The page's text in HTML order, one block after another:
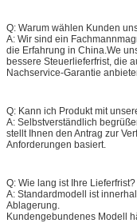
Q: Warum wählen Kunden
A: Wir sind ein Fachmann
die Erfahrung in China.We
bessere Steuerlieferfrist, die
Nachservice-Garantie
Q: Kann ich Produkt mit
A: Selbstverständlich
stellt Ihnen den Antrag zur
Anforderungen basiert.
Q: Wie lang ist Ihre Lieferfrist?
A: Standardmodell ist
Ablagerung.
Kundengebundenes Modell